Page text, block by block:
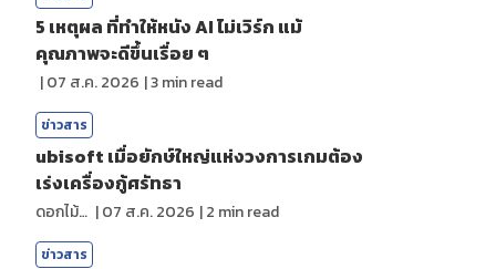
5 เหตุผล ที่ทำให้หนัง AI ไม่เวิร์ก แม้
คุณภาพจะดีขึ้นเรื่อย ๆ
|07 ส.ค. 2026 |3min read
ข่าวสาร
ubisoft เมื่อยักษ์ใหญ่แห่งวงการเกมต้อง
เร่งเครื่องกู้ศรัทธา
ดอกไม้กับสายน้ำ |07 ส.ค. 2026 |2 min read
ข่าวสาร